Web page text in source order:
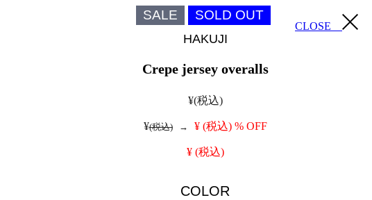
SALE SOLD OUT
HAKUJI
Crepe jersey overalls
¥(税込)
¥(税込) → ¥ (税込) % OFF
¥ (税込)
COLOR
CLOSE